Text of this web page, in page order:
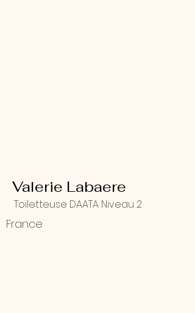
Valerie Labaere
Toiletteuse DAATA Niveau 2
France